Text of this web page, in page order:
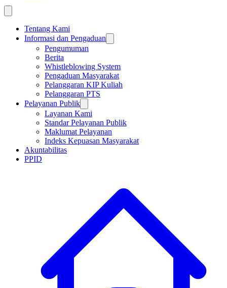
Tentang Kami
Informasi dan Pengaduan
Pengumuman
Berita
Whistleblowing System
Pengaduan Masyarakat
Pelanggaran KIP Kuliah
Pelanggaran PTS
Pelayanan Publik
Layanan Kami
Standar Pelayanan Publik
Maklumat Pelayanan
Indeks Kepuasan Masyarakat
Akuntabilitas
PPID